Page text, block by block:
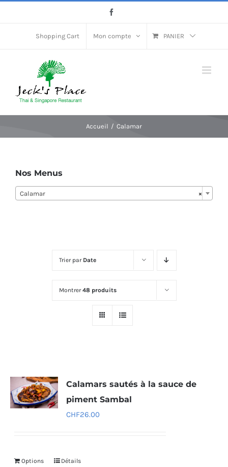
Shopping Cart Mon compte PANIER
Accueil Calamar
Trier par Date
Montrer48 produits
Calamars sautés à la sauce de
piment Sambal
CHF26.00
Options Détails
Nos Menus
×
Calamar